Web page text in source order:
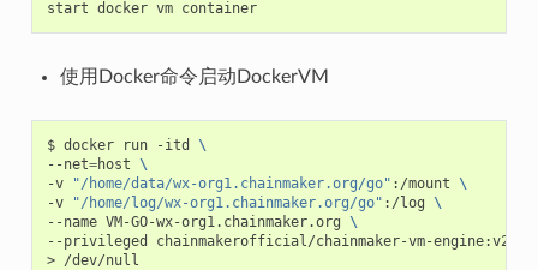
start docker vm container
使用Docker命令启动DockerVM
$ docker run -itd
\
--net=host
\
-v
"/home/data/wx-org1.chainmaker.org/go" :/mount
\
-v
"/home/log/wx-org1.chainmaker.org/go" :/log
\
--name VM-GO-wx-org1.chainmaker.org
\
--privileged
chainmakerofficial/chainmaker-vm-
>